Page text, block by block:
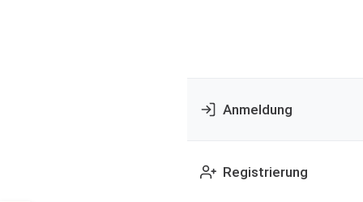
Anmeldung
Registrierung